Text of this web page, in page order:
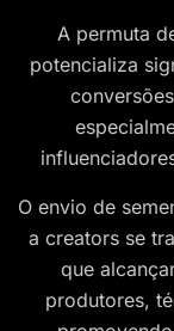
A permuta
potencializa
O envio de
a creators se
que
produtores,